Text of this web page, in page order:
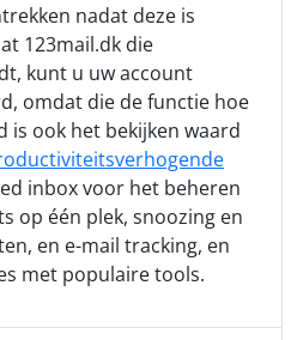
nadat deze is
123mail.dk die
kunt u uw account
omdat die de functie hoe
is ook het bekijken waard
inbox voor het beheren
op één plek, snoozing en
en e-mail tracking, en
met populaire tools.